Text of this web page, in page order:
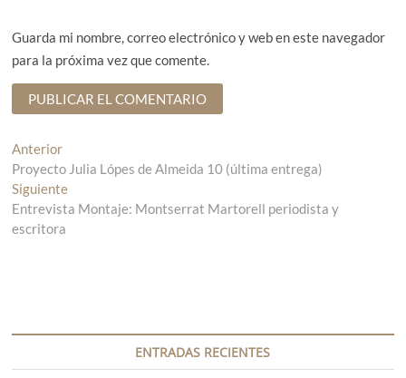
Guarda mi nombre, correo electrónico y web en este navegador
para la próxima vez que comente.
N
a
v
e
c
Anterior
n
t
r
a
r
Proyecto Julia Lópes de Almeida 10 (última entrega)
Siguiente
n
g
Entrevista Montaje: Montserrat Martorell periodista y
escritora
ENTRADAS RECIENTES